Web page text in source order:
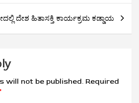
ದೇಶ ಹಿತಾಸಕ್ತಿ ಕಾರ್ಯಕ್ರಮ ಕಡ್ಡಾಯ
will not be published. Required